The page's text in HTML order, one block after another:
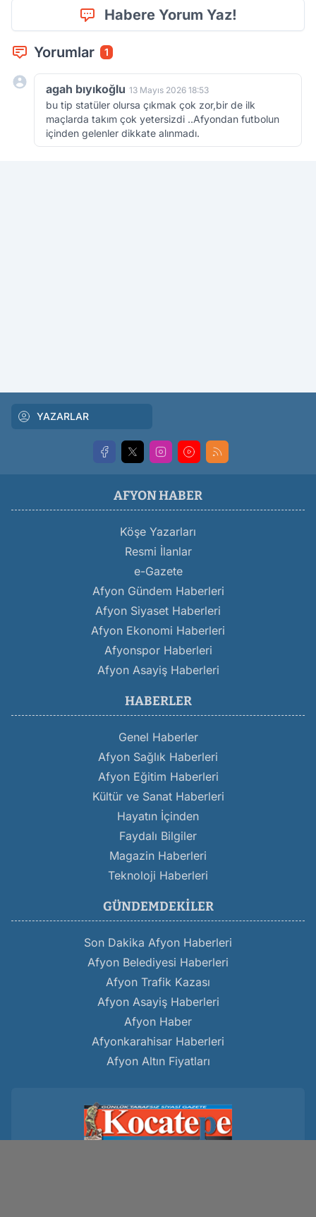
Habere Yorum Yaz!
Yorumlar 1
agah bıyıkoğlu 13 Mayıs 2026 18:53
bu tip statüler olursa çıkmak çok zor,bir de ilk
maçlarda takım çok yetersizdi ..Afyondan futbolun
içinden gelenler dikkate alınmadı.
YAZARLAR
AFYON HABER
Köşe Yazarları
Resmi İlanlar
e-Gazete
Afyon Gündem Haberleri
Afyon Siyaset Haberleri
Afyon Ekonomi Haberleri
Afyonspor Haberleri
Afyon Asayiş Haberleri
HABERLER
Genel Haberler
Afyon Sağlık Haberleri
Afyon Eğitim Haberleri
Kültür ve Sanat Haberleri
Hayatın İçinden
Faydalı Bilgiler
Magazin Haberleri
Teknoloji Haberleri
GÜNDEMDEKILER
Son Dakika Afyon Haberleri
Afyon Belediyesi Haberleri
Afyon Trafik Kazası
Afyon Asayiş Haberleri
Afyon Haber
Afyonkarahisar Haberleri
Afyon Altın Fiyatları